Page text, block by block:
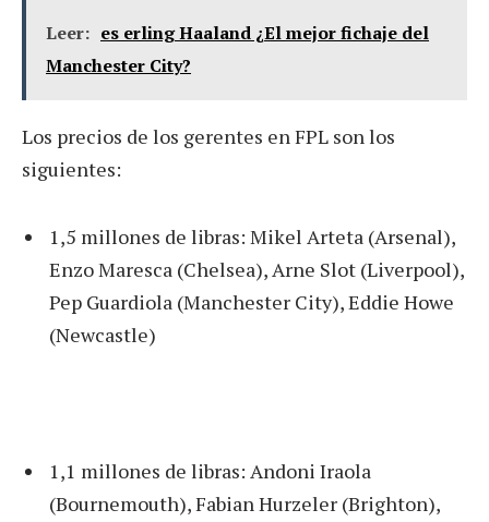
Leer: es erling Haaland ¿El mejor fichaje del
Manchester City?
Los precios de los gerentes en FPL son los
siguientes:
1,5 millones de libras: Mikel Arteta (Arsenal),
Enzo Maresca (Chelsea), Arne Slot (Liverpool),
Pep Guardiola (Manchester City), Eddie Howe
(Newcastle)
1,1 millones de libras: Andoni Iraola
(Bournemouth), Fabian Hurzeler (Brighton),